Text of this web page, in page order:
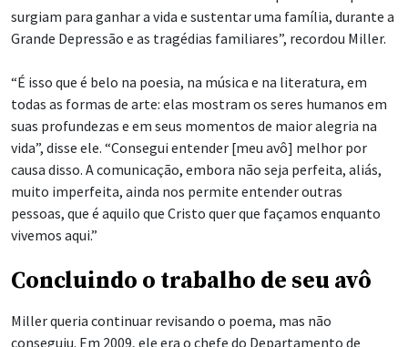
surgiam para ganhar a vida e sustentar uma família, durante a
Grande Depressão e as tragédias familiares”, recordou Miller.
“É isso que é belo na poesia, na música e na literatura, em
todas as formas de arte: elas mostram os seres humanos em
suas profundezas e em seus momentos de maior alegria na
vida”, disse ele. “Consegui entender [meu avô] melhor por
causa disso. A comunicação, embora não seja perfeita, aliás,
muito imperfeita, ainda nos permite entender outras
pessoas, que é aquilo que Cristo quer que façamos enquanto
vivemos aqui.”
Concluindo o trabalho de seu avô
Miller queria continuar revisando o poema, mas não
conseguiu. Em 2009, ele era o chefe do Departamento de